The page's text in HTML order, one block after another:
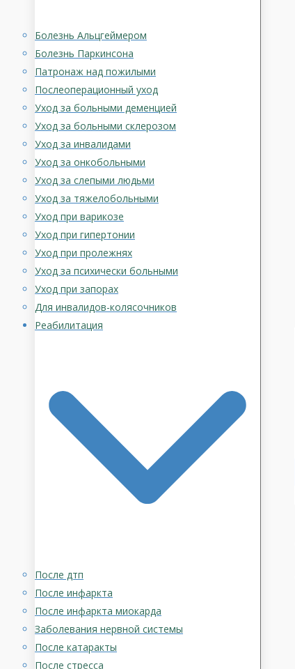
Болезнь Альцгеймером
Болезнь Паркинсона
Патронаж над пожилыми
Послеоперационный уход
Уход за больными деменцией
Уход за больными склерозом
Уход за инвалидами
Уход за онкобольными
Уход за слепыми людьми
Уход за тяжелобольными
Уход при варикозе
Уход при гипертонии
Уход при пролежнях
Уход за психически больными
Уход при запорах
Для инвалидов-колясочников
Реабилитация
После дтп
После инфаркта
После инфаркта миокарда
Заболевания нервной системы
После катаракты
После стресса